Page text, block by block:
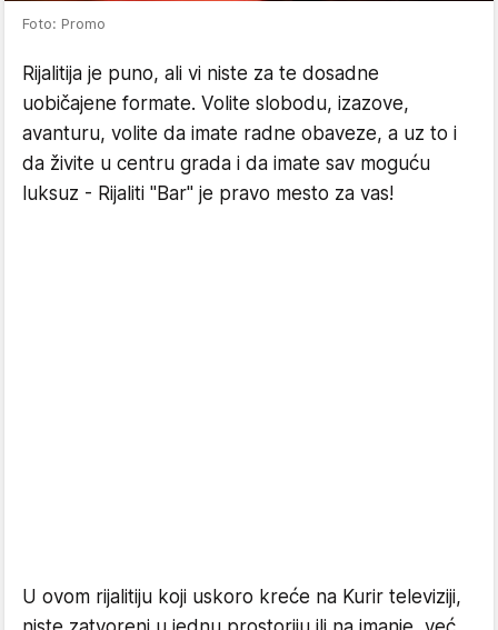
Foto: Promo
Rijalitija je puno, ali vi niste za te dosadne
uobičajene formate. Volite slobodu, izazove,
avanturu, volite da imate radne obaveze, a uz to i
da živite u centru grada i da imate sav moguću
luksuz - Rijaliti "Bar" je pravo mesto za vas!
U ovom rijalitiju koji uskoro kreće na Kurir televiziji,